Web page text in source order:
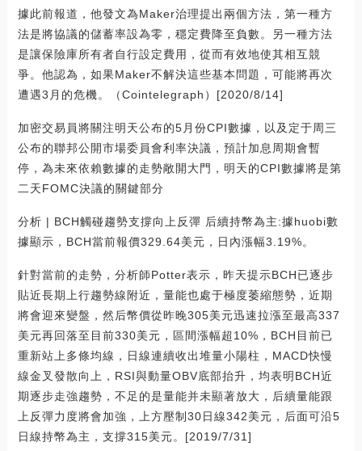
據此前報道，他發文為Maker治理提出兩個方法，第一種方
法是將協議的儲蓄率設為零，穩定費降至負數。另一種方法
是讓保險庫所有者自行設定費用，從而有效地使其相互競
爭。他認為，如果Maker不解決這些基本問題，可能將再次
遭遇3月的危機。（Cointelegraph）[2020/8/14]
加密交易員將關注明天公布的5月份CPI數據，以及定于周三
公布的聯邦公開市場委員會利率決議，預計加息周期會暫
停，為未來依賴數據的走勢敞開大門，明天的CPI數據將是第
二天FOMC決議的關鍵部分
分析 | BCH觸碰趨勢支撐向上反彈 后續持幣為主:據huobi數
據顯示，BCH當前報價329.64美元，日內漲幅3.19%。
針對當前的走勢，分析師Potter表示，昨天提示BCH已逐步
貼近長期上行趨勢線附近，量能也處于極度萎縮態勢，近期
將會迎來變盤，然后幣價從昨晚305美元迅速拉漲至最高337
美元再回落至目前330美元，區間漲幅超10%，BCH目前已
重新站上多條均線，日線連續收出堆量小陽柱，MACD快慢
線金叉發散向上，RSI與動量OBV底部抬升，均表明BCH近
期逐步走強趨勢，不足的是量能并未顯著放大，后續量能跟
上反彈力度將會加強，上方壓制30日線342美元，后面可沿5
日線持幣為主，支撐315美元。[2019/7/31]